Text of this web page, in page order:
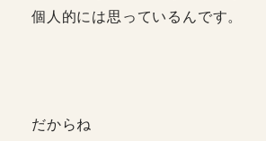
個人的には思っているんです。
だからね